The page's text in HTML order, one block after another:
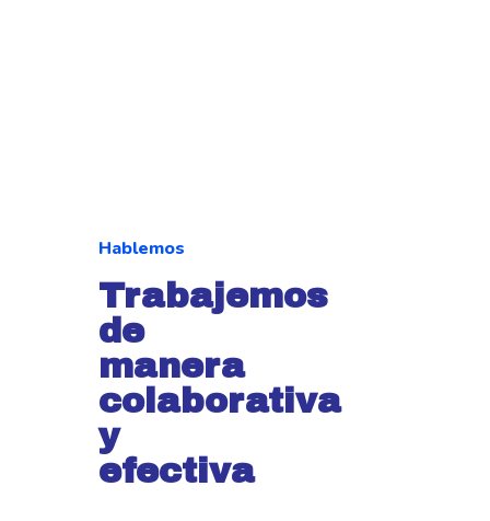
Hablemos
Trabajemos
de
manera
colaborativa
y
efectiva